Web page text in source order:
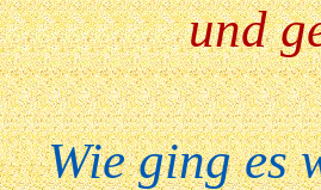
und
Wie ging es